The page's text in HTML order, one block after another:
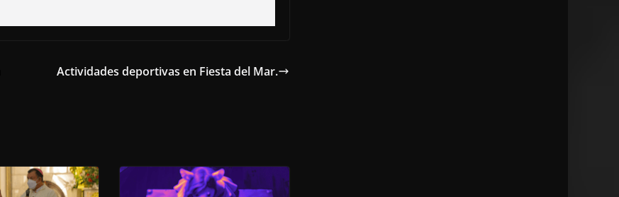
Actividades deportivas en Fiesta del Mar.